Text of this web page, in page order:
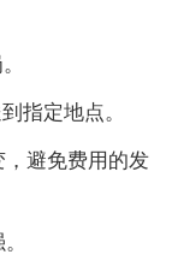
指定地点。
避免费用的发